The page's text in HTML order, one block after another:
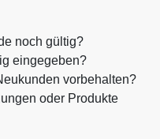
noch gültig?
eingegeben?
vorbehalten?
oder Produkte